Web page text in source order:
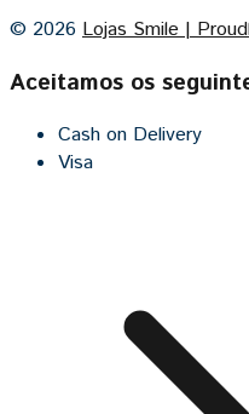
© 2026 Lojas Smile |
Aceitamos os
Cash on Delivery
Visa